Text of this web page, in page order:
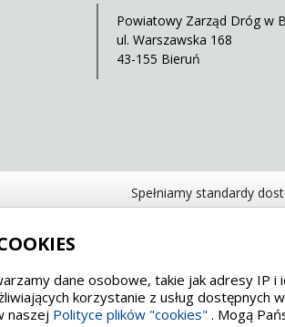
Powiatowy Zarząd Dróg w
ul. Warszawska 168
43-155 Bieruń
Spełniamy standardy
dane osobowe, takie jak adresy IP
korzystanie z usług
naszej Polityce plików "cookies" . Mogą